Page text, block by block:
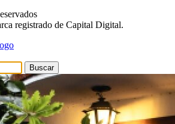
registrado de Capital Digital.
Buscar